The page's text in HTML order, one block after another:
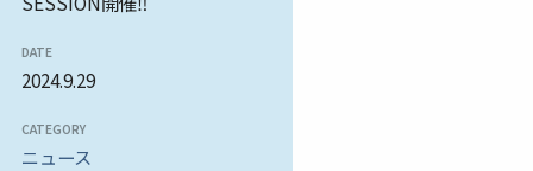
DATE
2024.9.29
CATEGORY
ニュース